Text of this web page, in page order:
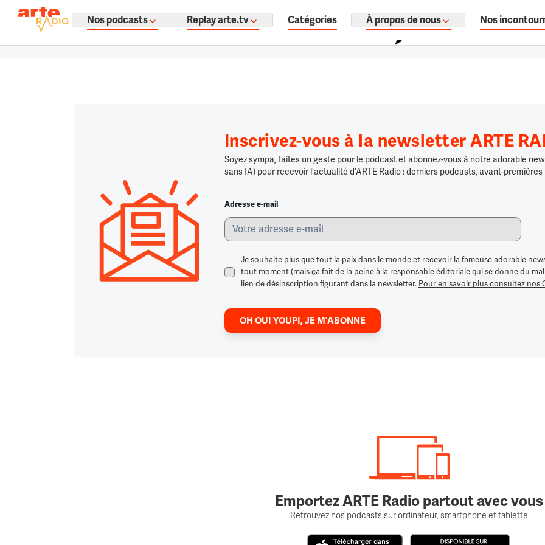
Retour à la page d'accueil
La fine fleur du podcast par ARTE
Podcasts à gogo : émissions, témoignages, documentaires audio.
Nos podcasts Replay arte.tv Catégories À propos de nous Nos
Inscrivez-vous à la newsletter ARTE
Soyez sympa, faites un geste pour le podcast et abonnez-vous à notre adorable
sans IA) pour recevoir l'actualité d'ARTE Radio : derniers podcasts, avant-
Adresse e-mail
Je souhaite plus que tout la paix dans le monde et recevoir la fameuse adorable
tout moment (mais ça fait de la peine à la responsable éditoriale qui se donne du
lien de désinscription figurant dans la newsletter. Pour en savoir plus consultez nos
OH OUI YOUPI, JE M'ABONNE
Emportez ARTE Radio partout avec vous
Retrouvez nos podcasts sur ordinateur, smartphone et tablette